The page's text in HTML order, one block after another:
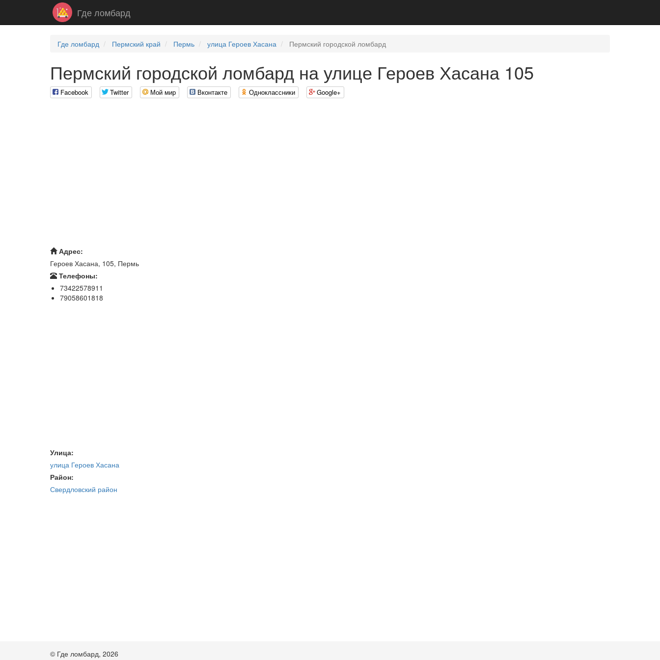
Где ломбард
Где ломбард Пермский край Пермь улица Героев Хасана Пермский городской ломбард
Пермский городской ломбард на улице Героев Хасана 105
Facebook Twitter Мой мир Вконтакте Одноклассники Google+
Адрес:
Героев Хасана, 105, Пермь
Телефоны:
73422578911
79058601818
Улица:
улица Героев Хасана
Район:
Свердловский район
© Где ломбард, 2026